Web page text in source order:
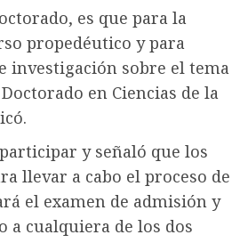
es que para la
propedéutico y para
investigación sobre el tema
en Ciencias de la
y señaló que los
llevar a cabo el proceso de
el examen de admisión y
a cualquiera de los dos